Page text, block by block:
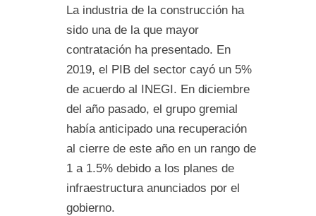
La industria de la construcción ha
sido una de la que mayor
contratación ha presentado. En
2019, el PIB del sector cayó un 5%
de acuerdo al INEGI. En diciembre
del año pasado, el grupo gremial
había anticipado una recuperación
al cierre de este año en un rango de
1 a 1.5% debido a los planes de
infraestructura anunciados por el
gobierno.